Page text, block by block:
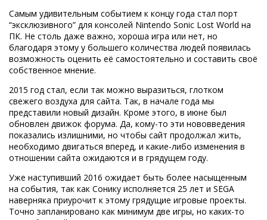
Самым удивительным событием к концу года стал порт
“эксклюзивного” для консолей Nintendo Sonic Lost World на
ПК. Не столь даже важно, хороша игра или нет, но
благодаря этому у большего количества людей появилась
возможность оценить её самостоятельно и составить своё
собственное мнение.
2015 год стал, если так можно выразиться, глотком
свежего воздуха для сайта. Так, в начале года мы
представили новый дизайн. Кроме этого, в июне был
обновлен движок форума. Да, кому-то эти нововведения
показались излишними, но чтобы сайт продолжал жить,
необходимо двигаться вперед, и какие-либо изменения в
отношении сайта ожидаются и в грядущем году.
Уже наступивший 2016 ожидает быть более насыщенным
на события, так как Сонику исполняется 25 лет и SEGA
наверняка приурочит к этому грядущие игровые проекты.
Точно запланировано как минимум две игры, но каких-то